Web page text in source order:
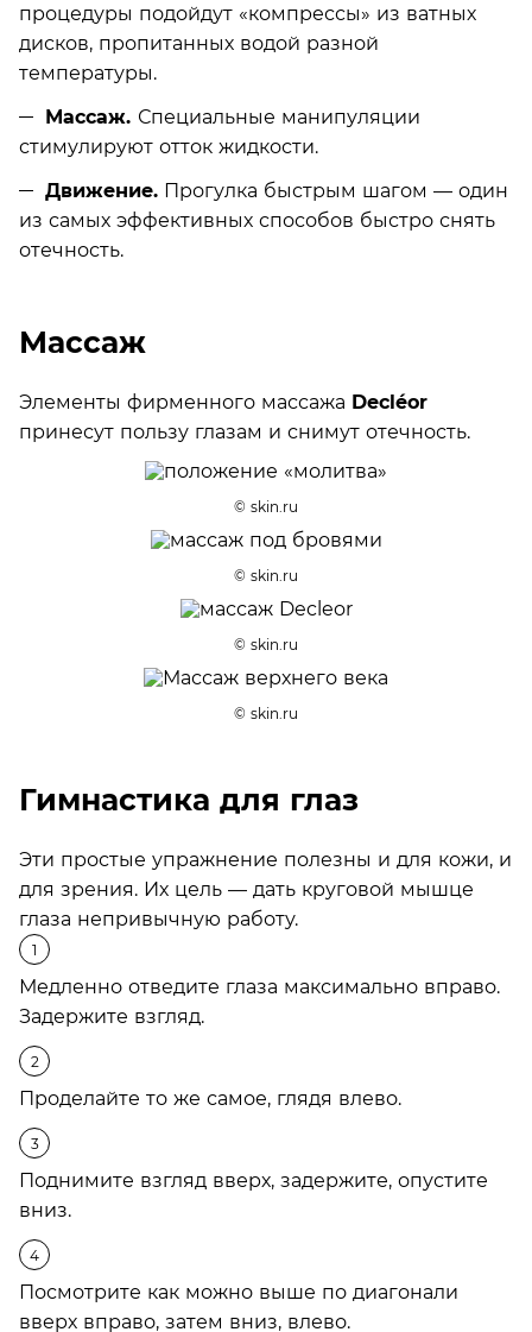
процедуры подойдут «компрессы» из ватных
дисков, пропитанных водой разной
температуры.
Массаж. Специальные манипуляции
стимулируют отток жидкости.
Движение. Прогулка быстрым шагом — один
из самых эффективных способов быстро снять
отечность.
Массаж
Элементы фирменного массажа Decléor
принесут пользу глазам и снимут отечность.
© skin.ru
© skin.ru
© skin.ru
© skin.ru
Гимнастика для глаз
Эти простые упражнение полезны и для кожи, и
для зрения. Их цель — дать круговой мышце
глаза непривычную работу.
Медленно отведите глаза максимально вправо.
Задержите взгляд.
Проделайте то же самое, глядя влево.
Поднимите взгляд вверх, задержите, опустите
вниз.
Посмотрите как можно выше по диагонали
вверх вправо, затем вниз, влево.